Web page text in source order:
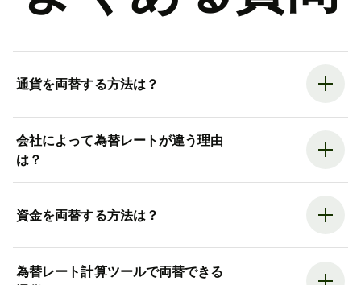
通貨を両替する方法は？
会社によって為替レートが違う理由
は？
資金を両替する方法は？
為替レート計算ツールで両替できる